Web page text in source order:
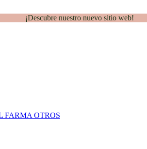
¡Descubre nuestro nuevo sitio web!
FARMA OTROS